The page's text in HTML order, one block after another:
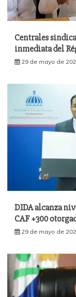
Centrales
inmediata del
29 de mayo de
DIDA alcanza
CAF +300
29 de mayo de